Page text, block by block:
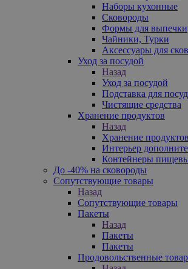
Наборы кухонные
Сковороды
Формы для выпечки
Чайники, Турки
Аксессуары для
Уход за посудой
Назад
Уход за посудой
Подставка для
Чистящие средства
Хранение продуктов
Назад
Хранение продуктов
Интерьер
Контейнеры
До -40% на сковороды
Сопутствующие товары
Назад
Сопутствующие товары
Пакеты
Назад
Пакеты
Пакеты
Продовольственные